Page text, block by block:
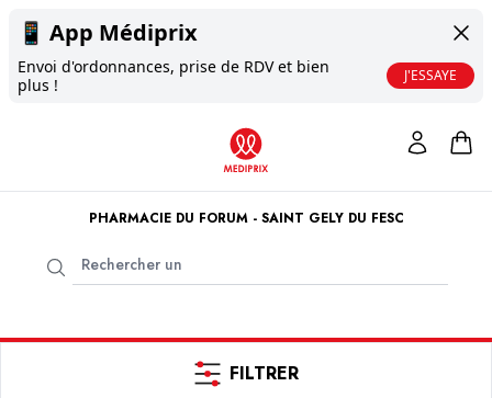
📱 App Médiprix
Envoi d'ordonnances, prise de RDV et bien
plus !
J'ESSAYE
PHARMACIE DU FORUM - SAINT GELY DU FESC
FILTRER